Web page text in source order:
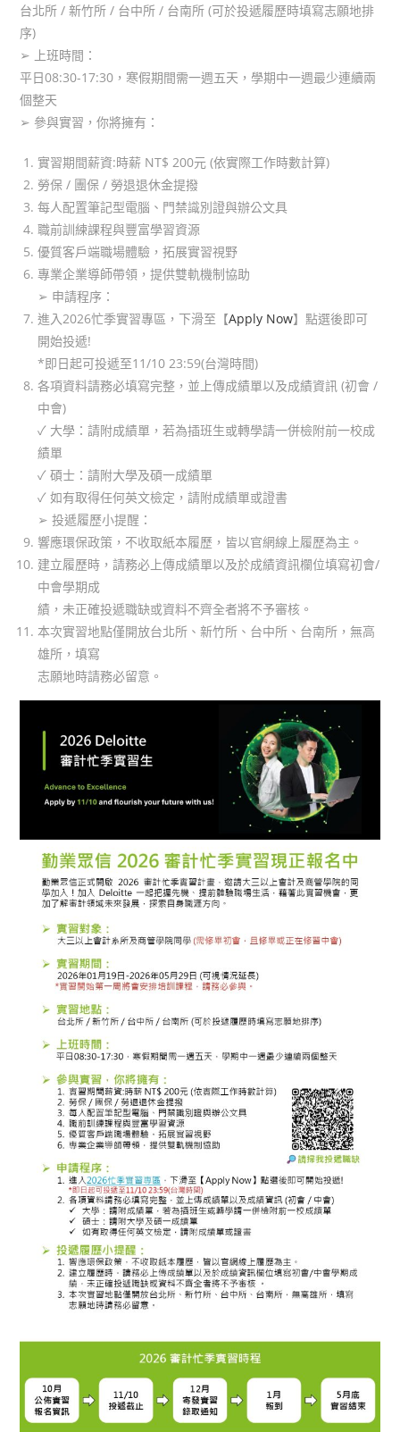
台北所 / 新竹所 / 台中所 / 台南所 (可於投遞履歷時填寫志願地排
序)
➢ 上班時間：
平日08:30-17:30，寒假期間需一週五天，學期中一週最少連續兩
個整天
➢ 參與實習，你將擁有：
實習期間薪資:時薪 NT$ 200元 (依實際工作時數計算)
勞保 / 團保 / 勞退退休金提撥
每人配置筆記型電腦、門禁識別證與辦公文具
職前訓練課程與豐富學習資源
優質客戶端職場體驗，拓展實習視野
專業企業導師帶領，提供雙軌機制協助
➢ 申請程序：
進入2026忙季實習專區，下滑至【Apply Now】點選後即可
開始投遞!
*即日起可投遞至11/10 23:59(台灣時間)
各項資料請務必填寫完整，並上傳成績單以及成績資訊 (初會 /
中會)
✓ 大學：請附成績單，若為插班生或轉學請一併檢附前一校成
績單
✓ 碩士：請附大學及碩一成績單
✓ 如有取得任何英文檢定，請附成績單或證書
➢ 投遞履歷小提醒：
響應環保政策，不收取紙本履歷，皆以官網線上履歷為主。
建立履歷時，請務必上傳成績單以及於成績資訊欄位填寫初會/
中會學期成
績，未正確投遞職缺或資料不齊全者將不予審核。
本次實習地點僅開放台北所、新竹所、台中所、台南所，無高
雄所，填寫
志願地時請務必留意。